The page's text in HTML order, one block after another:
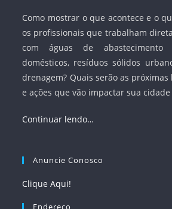
Como mostrar o que acontece e o
os profissionais que trabalham
com águas de abastecimento
domésticos, resíduos sólidos
drenagem? Quais serão as
e ações que vão impactar sua
Continuar lendo…
Anuncie Conosco
Clique Aqui!
Endereço